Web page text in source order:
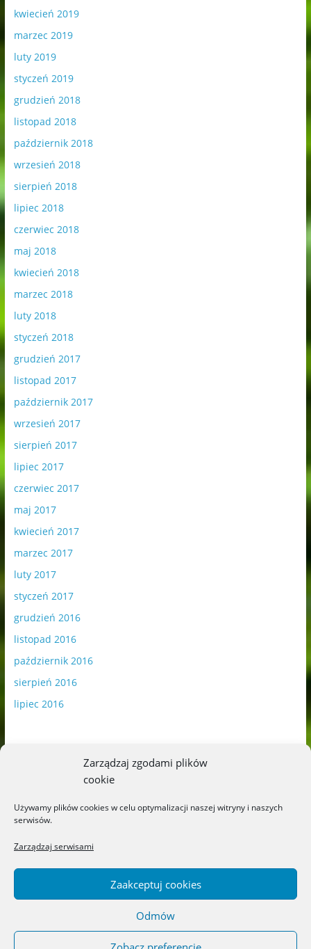
Zarządzaj zgodami plików
cookie
Używamy plików cookies w celu optymalizacji naszej witryny i naszych
serwisów.
Zarządzaj serwisami
Zaakceptuj cookies
Odmów
kwiecień 2019
marzec 2019
luty 2019
styczeń 2019
grudzień 2018
listopad 2018
październik 2018
wrzesień 2018
sierpień 2018
lipiec 2018
czerwiec 2018
maj 2018
kwiecień 2018
marzec 2018
luty 2018
styczeń 2018
grudzień 2017
listopad 2017
październik 2017
wrzesień 2017
sierpień 2017
lipiec 2017
czerwiec 2017
maj 2017
kwiecień 2017
marzec 2017
luty 2017
styczeń 2017
grudzień 2016
listopad 2016
październik 2016
sierpień 2016
lipiec 2016
Blog o książkach dla dzieci i młodzieży –
recenzje i rekomendacje. All rights reserved.